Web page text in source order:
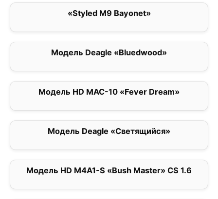
«Styled M9 Bayonet»
Модель Deagle «Bluedwood»
Модель HD MAC-10 «Fever Dream»
Модель Deagle «Светящийся»
Модель HD M4A1-S «Bush Master» CS 1.6